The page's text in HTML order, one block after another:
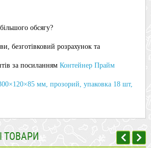
обсягу?
безготівковий розрахунок та
за посиланням Контейнер Прайм
мм, прозорий, упаковка 18 шт,
ТОВАРИ